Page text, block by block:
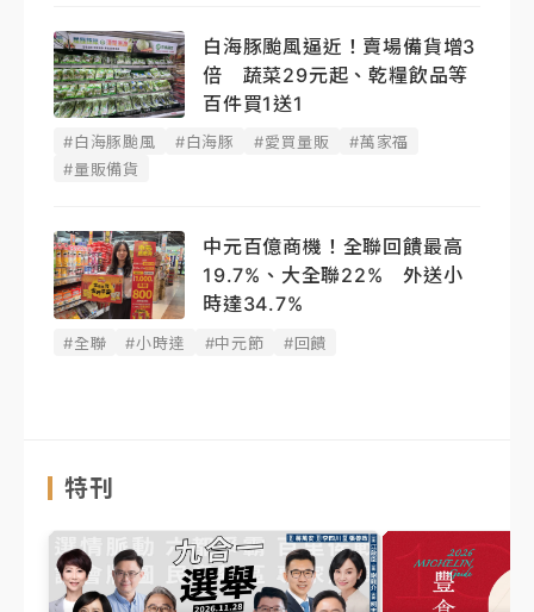
白海豚颱風逼近！賣場備貨增3
倍 蔬菜29元起、乾糧飲品等
百件買1送1
#白海豚颱風 #白海豚 #愛買量販
#萬家福
#量販備貨
中元百億商機！全聯回饋最高
19.7%、大全聯22% 外送小
時達34.7%
#全聯 #小時達 #中元節 #回饋
特刊